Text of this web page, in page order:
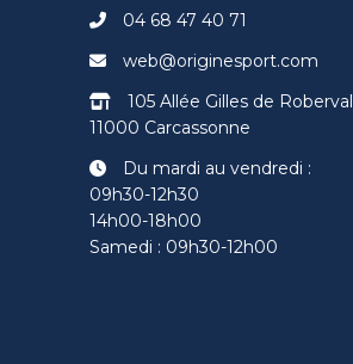
04 68 47 40 71
web@originesport.com
105 Allée Gilles de Roberval
11000 Carcassonne
Du mardi au vendredi :
09h30-12h30
14h00-18h00
Samedi : 09h30-12h00